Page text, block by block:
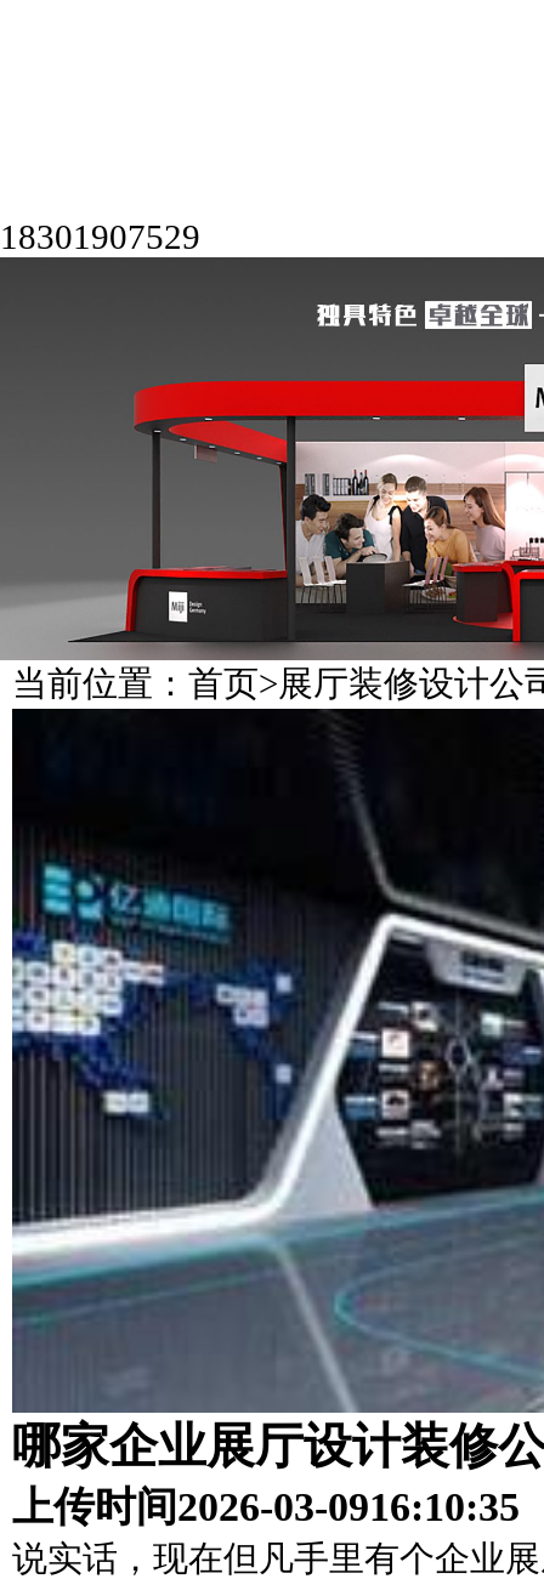
18301907529
当前位置： 首页>展厅装修设计公
哪家企业展厅设计装修
上传时间2026-03-0916:10:35
说实话，现在但凡手里有个企业